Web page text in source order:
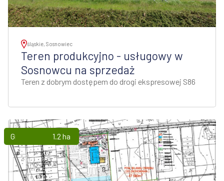
śląskie, Sosnowiec
Teren produkcyjno - usługowy w
Sosnowcu na sprzedaż
Teren z dobrym dostępem do drogi ekspresowej S86
Grunty 1.2 ha